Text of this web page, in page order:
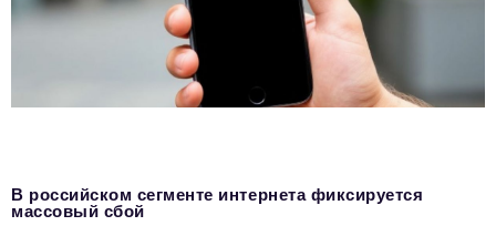
В российском сегменте интернета фиксируется
массовый сбой